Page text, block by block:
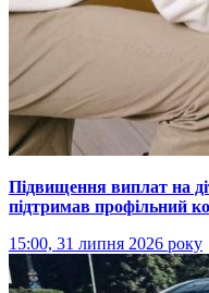
Підвищення виплат на
підтримав профільний
15:00, 31 липня 2026 року